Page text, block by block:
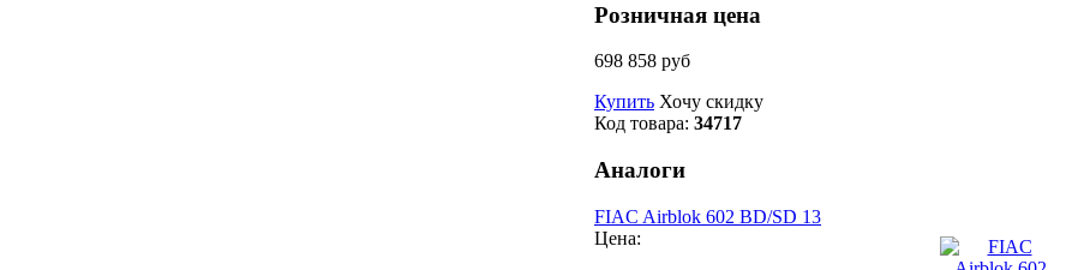
Розничная цена
698 858 руб
Купить Хочу скидку
Код товара: 34717
Аналоги
FIAC Airblok 602 BD/SD 13
Цена: